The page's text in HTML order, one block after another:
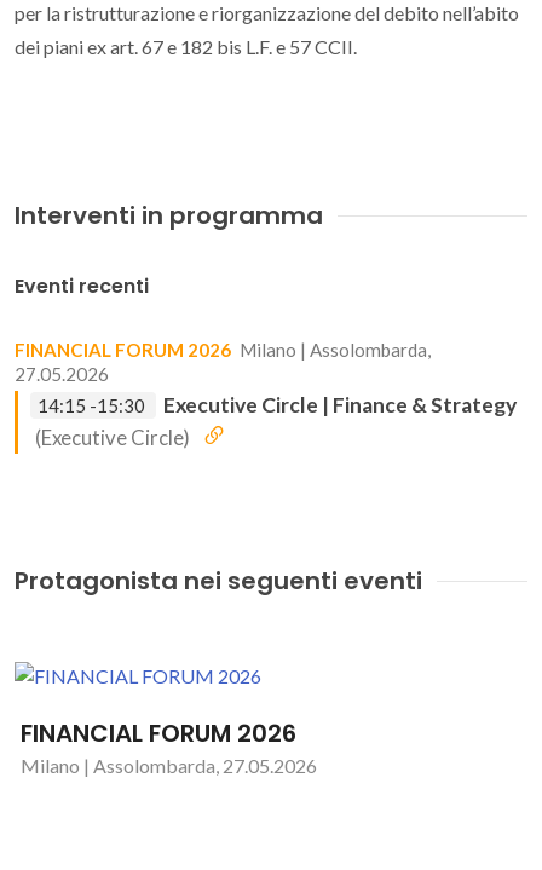
per la ristrutturazione e riorganizzazione del debito nell’abito
dei piani ex art. 67 e 182 bis L.F. e 57 CCII.
Interventi in programma
Eventi recenti
FINANCIAL FORUM 2026 Milano | Assolombarda,
27.05.2026
14:15 -15:30
Executive Circle | Finance & Strategy
(Executive Circle)
Protagonista nei seguenti eventi
FINANCIAL FORUM 2026
Milano | Assolombarda, 27.05.2026